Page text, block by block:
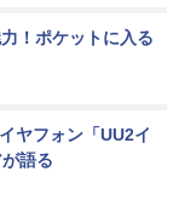
！ポケットに入る
ヤフォン「UU2イ
語る